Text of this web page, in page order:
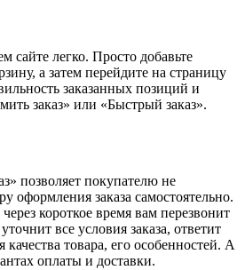
сайте легко. Просто добавьте
а затем перейдите на страницу
заказанных позиций и
заказ» или «Быстрый заказ».
позволяет покупателю не
оформления заказа самостоятельно.
короткое время вам перезвонит
все условия заказа, ответит
товара, его особенностей. А
оплаты и доставки.